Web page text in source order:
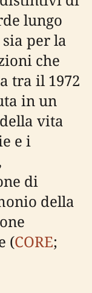
lungo
per la
che
tra il 1972
in un
vita
e i
di
della
(CORE;